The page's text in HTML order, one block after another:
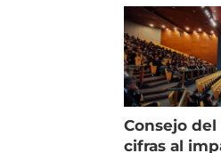
Consejo
cifras al